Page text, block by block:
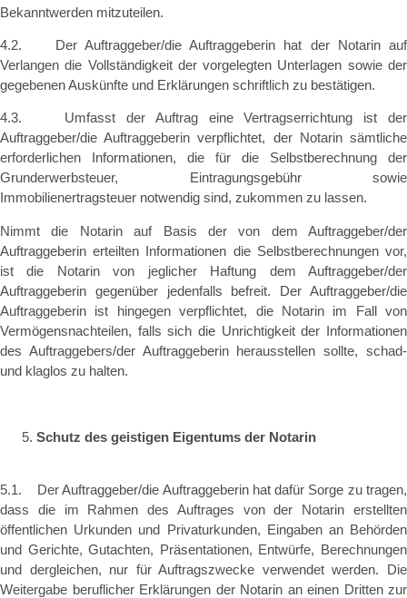
Bekanntwerden mitzuteilen.
4.2. Der Auftraggeber/die Auftraggeberin hat der Notarin auf
Verlangen die Vollständigkeit der vorgelegten Unterlagen sowie der
gegebenen Auskünfte und Erklärungen schriftlich zu bestätigen.
4.3. Umfasst der Auftrag eine Vertragserrichtung ist der
Auftraggeber/die Auftraggeberin verpflichtet, der Notarin sämtliche
erforderlichen Informationen, die für die Selbstberechnung der
Grunderwerbsteuer, Eintragungsgebühr sowie
Immobilienertragsteuer notwendig sind, zukommen zu lassen.
Nimmt die Notarin auf Basis der von dem Auftraggeber/der
Auftraggeberin erteilten Informationen die Selbstberechnungen vor,
ist die Notarin von jeglicher Haftung dem Auftraggeber/der
Auftraggeberin gegenüber jedenfalls befreit. Der Auftraggeber/die
Auftraggeberin ist hingegen verpflichtet, die Notarin im Fall von
Vermögensnachteilen, falls sich die Unrichtigkeit der Informationen
des Auftraggebers/der Auftraggeberin herausstellen sollte, schad-
und klaglos zu halten.
Schutz des geistigen Eigentums der Notarin
5.1. Der Auftraggeber/die Auftraggeberin hat dafür Sorge zu tragen,
dass die im Rahmen des Auftrages von der Notarin erstellten
öffentlichen Urkunden und Privaturkunden, Eingaben an Behörden
und Gerichte, Gutachten, Präsentationen, Entwürfe, Berechnungen
und dergleichen, nur für Auftragszwecke verwendet werden. Die
Weitergabe beruflicher Erklärungen der Notarin an einen Dritten zur